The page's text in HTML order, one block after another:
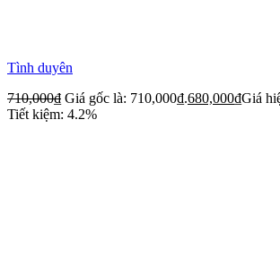
Tình duyên
710,000₫ Giá gốc là: 710,000₫.680,000₫Giá
Tiết kiệm: 4.2%